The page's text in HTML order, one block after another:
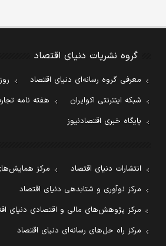
گروه نشریات دنیای اقتصاد
معرفی گروه رسانه‌ای دنیای اقتصاد
شبکه اینترنتی اکوایران
هفته نامه
پایگاه خبری اقتصادنیوز
انتشارات دنیای اقتصاد
مرکز
مرکز نوآوری و شتابدهی دنیای اقتصاد
مرکز پژوهش‌های مالی و اقتصادی دنیای
مرکز راه حل‌های رسانه‌ای دنیای اقتصاد